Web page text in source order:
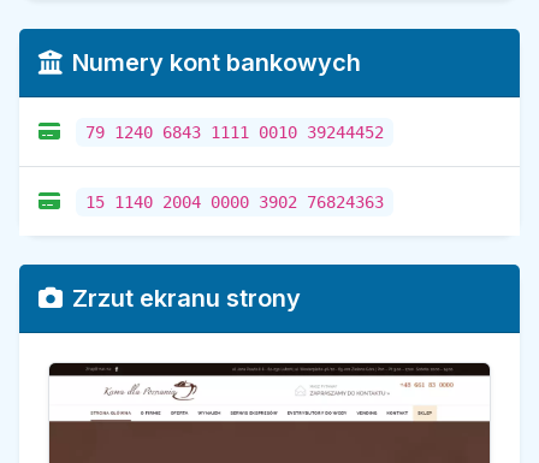
Numery kont bankowych
79 1240 6843 1111 0010 39244452
15 1140 2004 0000 3902 76824363
Zrzut ekranu strony